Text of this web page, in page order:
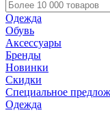
Одежда
Обувь
Аксессуары
Бренды
Новинки
Скидки
Специальное
Одежда